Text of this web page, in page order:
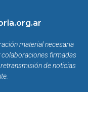
material necesaria
firmadas
de noticias